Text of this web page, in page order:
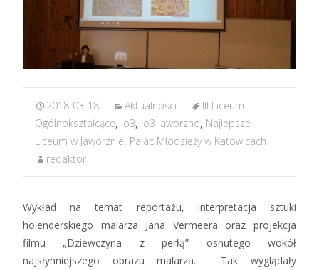
2018-03-18 Aktualności
III Liceum
Ogólnokształcące, lo3, lo3 jaworzno, Najlepsze
Liceum w Jaworznie, Pałac Młodzieży w Katowicach
redaktor
Wykład na temat reportażu, interpretacja sztuki
holenderskiego malarza Jana Vermeera oraz projekcja
filmu „Dziewczyna z perłą” osnutego wokół
najsłynniejszego obrazu malarza. Tak wyglądały